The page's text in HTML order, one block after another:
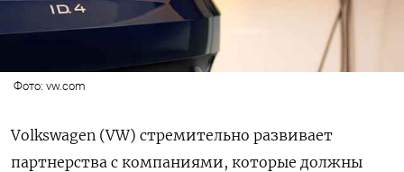
Фото: vw.com
Volkswagen (VW) стремительно развивает
партнерства с компаниями, которые должны